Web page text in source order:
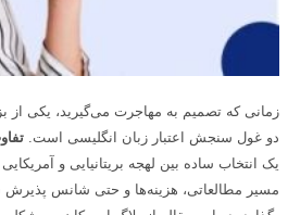
زمانی که تصمیم به مهاجرت می‌گیرید، یکی از
دو غول سنجش اعتبار زبان انگلیسی است.
یک انتخاب ساده بین لهجه بریتانیایی و
مسیر مطالعاتی، هزینه‌ها و حتی شانس پذیرش